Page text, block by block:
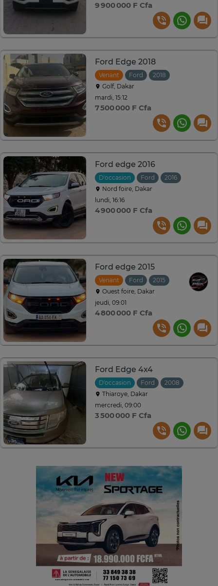
9 900 000 F Cfa
Ford Edge 2018
Venant Ford 2018
Golf, Dakar
mardi, 15:12
7 500 000 F Cfa
Ford edge 2016
D'occasion Ford 2016
Nord foire, Dakar
lundi, 16:16
4 900 000 F Cfa
Ford edge 2015
Venant Ford 2015
Automatique
Ouest foire, Dakar
jeudi, 09:01
4 800 000 F Cfa
Ford Edge 4x4
D'occasion Ford 2008
Thiaroye, Dakar
mercredi, 09:00
3 500 000 F Cfa